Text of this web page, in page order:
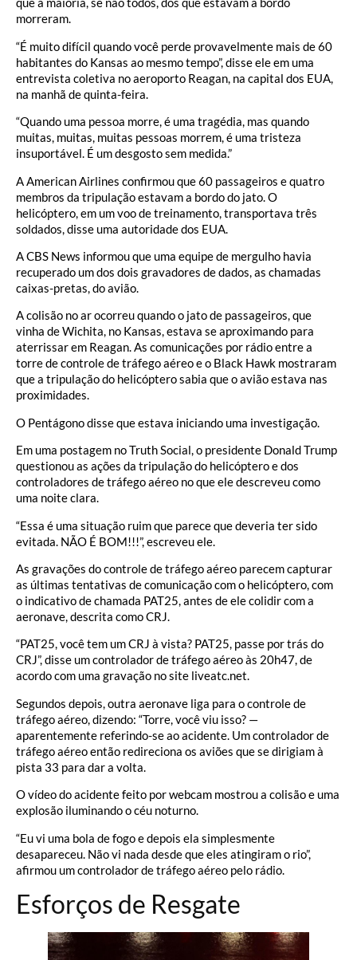
morreram.
“É muito difícil quando você perde provavelmente mais de 60
habitantes do Kansas ao mesmo tempo”, disse ele em uma
entrevista coletiva no aeroporto Reagan, na capital dos EUA,
na manhã de quinta-feira.
“Quando uma pessoa morre, é uma tragédia, mas quando
muitas, muitas, muitas pessoas morrem, é uma tristeza
insuportável. É um desgosto sem medida.”
A American Airlines confirmou que 60 passageiros e quatro
membros da tripulação estavam a bordo do jato. O
helicóptero, em um voo de treinamento, transportava três
soldados, disse uma autoridade dos EUA.
A CBS News informou que uma equipe de mergulho havia
recuperado um dos dois gravadores de dados, as chamadas
caixas-pretas, do avião.
A colisão no ar ocorreu quando o jato de passageiros, que
vinha de Wichita, no Kansas, estava se aproximando para
aterrissar em Reagan. As comunicações por rádio entre a
torre de controle de tráfego aéreo e o Black Hawk mostraram
que a tripulação do helicóptero sabia que o avião estava nas
proximidades.
O Pentágono disse que estava iniciando uma investigação.
Em uma postagem no Truth Social, o presidente Donald Trump
questionou as ações da tripulação do helicóptero e dos
controladores de tráfego aéreo no que ele descreveu como
uma noite clara.
“Essa é uma situação ruim que parece que deveria ter sido
evitada. NÃO É BOM!!!”, escreveu ele.
As gravações do controle de tráfego aéreo parecem capturar
as últimas tentativas de comunicação com o helicóptero, com
o indicativo de chamada PAT25, antes de ele colidir com a
aeronave, descrita como CRJ.
“PAT25, você tem um CRJ à vista? PAT25, passe por trás do
CRJ”, disse um controlador de tráfego aéreo às 20h47, de
acordo com uma gravação no site liveatc.net.
Segundos depois, outra aeronave liga para o controle de
tráfego aéreo, dizendo: “Torre, você viu isso? —
aparentemente referindo-se ao acidente. Um controlador de
tráfego aéreo então redireciona os aviões que se dirigiam à
pista 33 para dar a volta.
O vídeo do acidente feito por webcam mostrou a colisão e uma
explosão iluminando o céu noturno.
“Eu vi uma bola de fogo e depois ela simplesmente
desapareceu. Não vi nada desde que eles atingiram o rio”,
afirmou um controlador de tráfego aéreo pelo rádio.
Esforços de Resgate